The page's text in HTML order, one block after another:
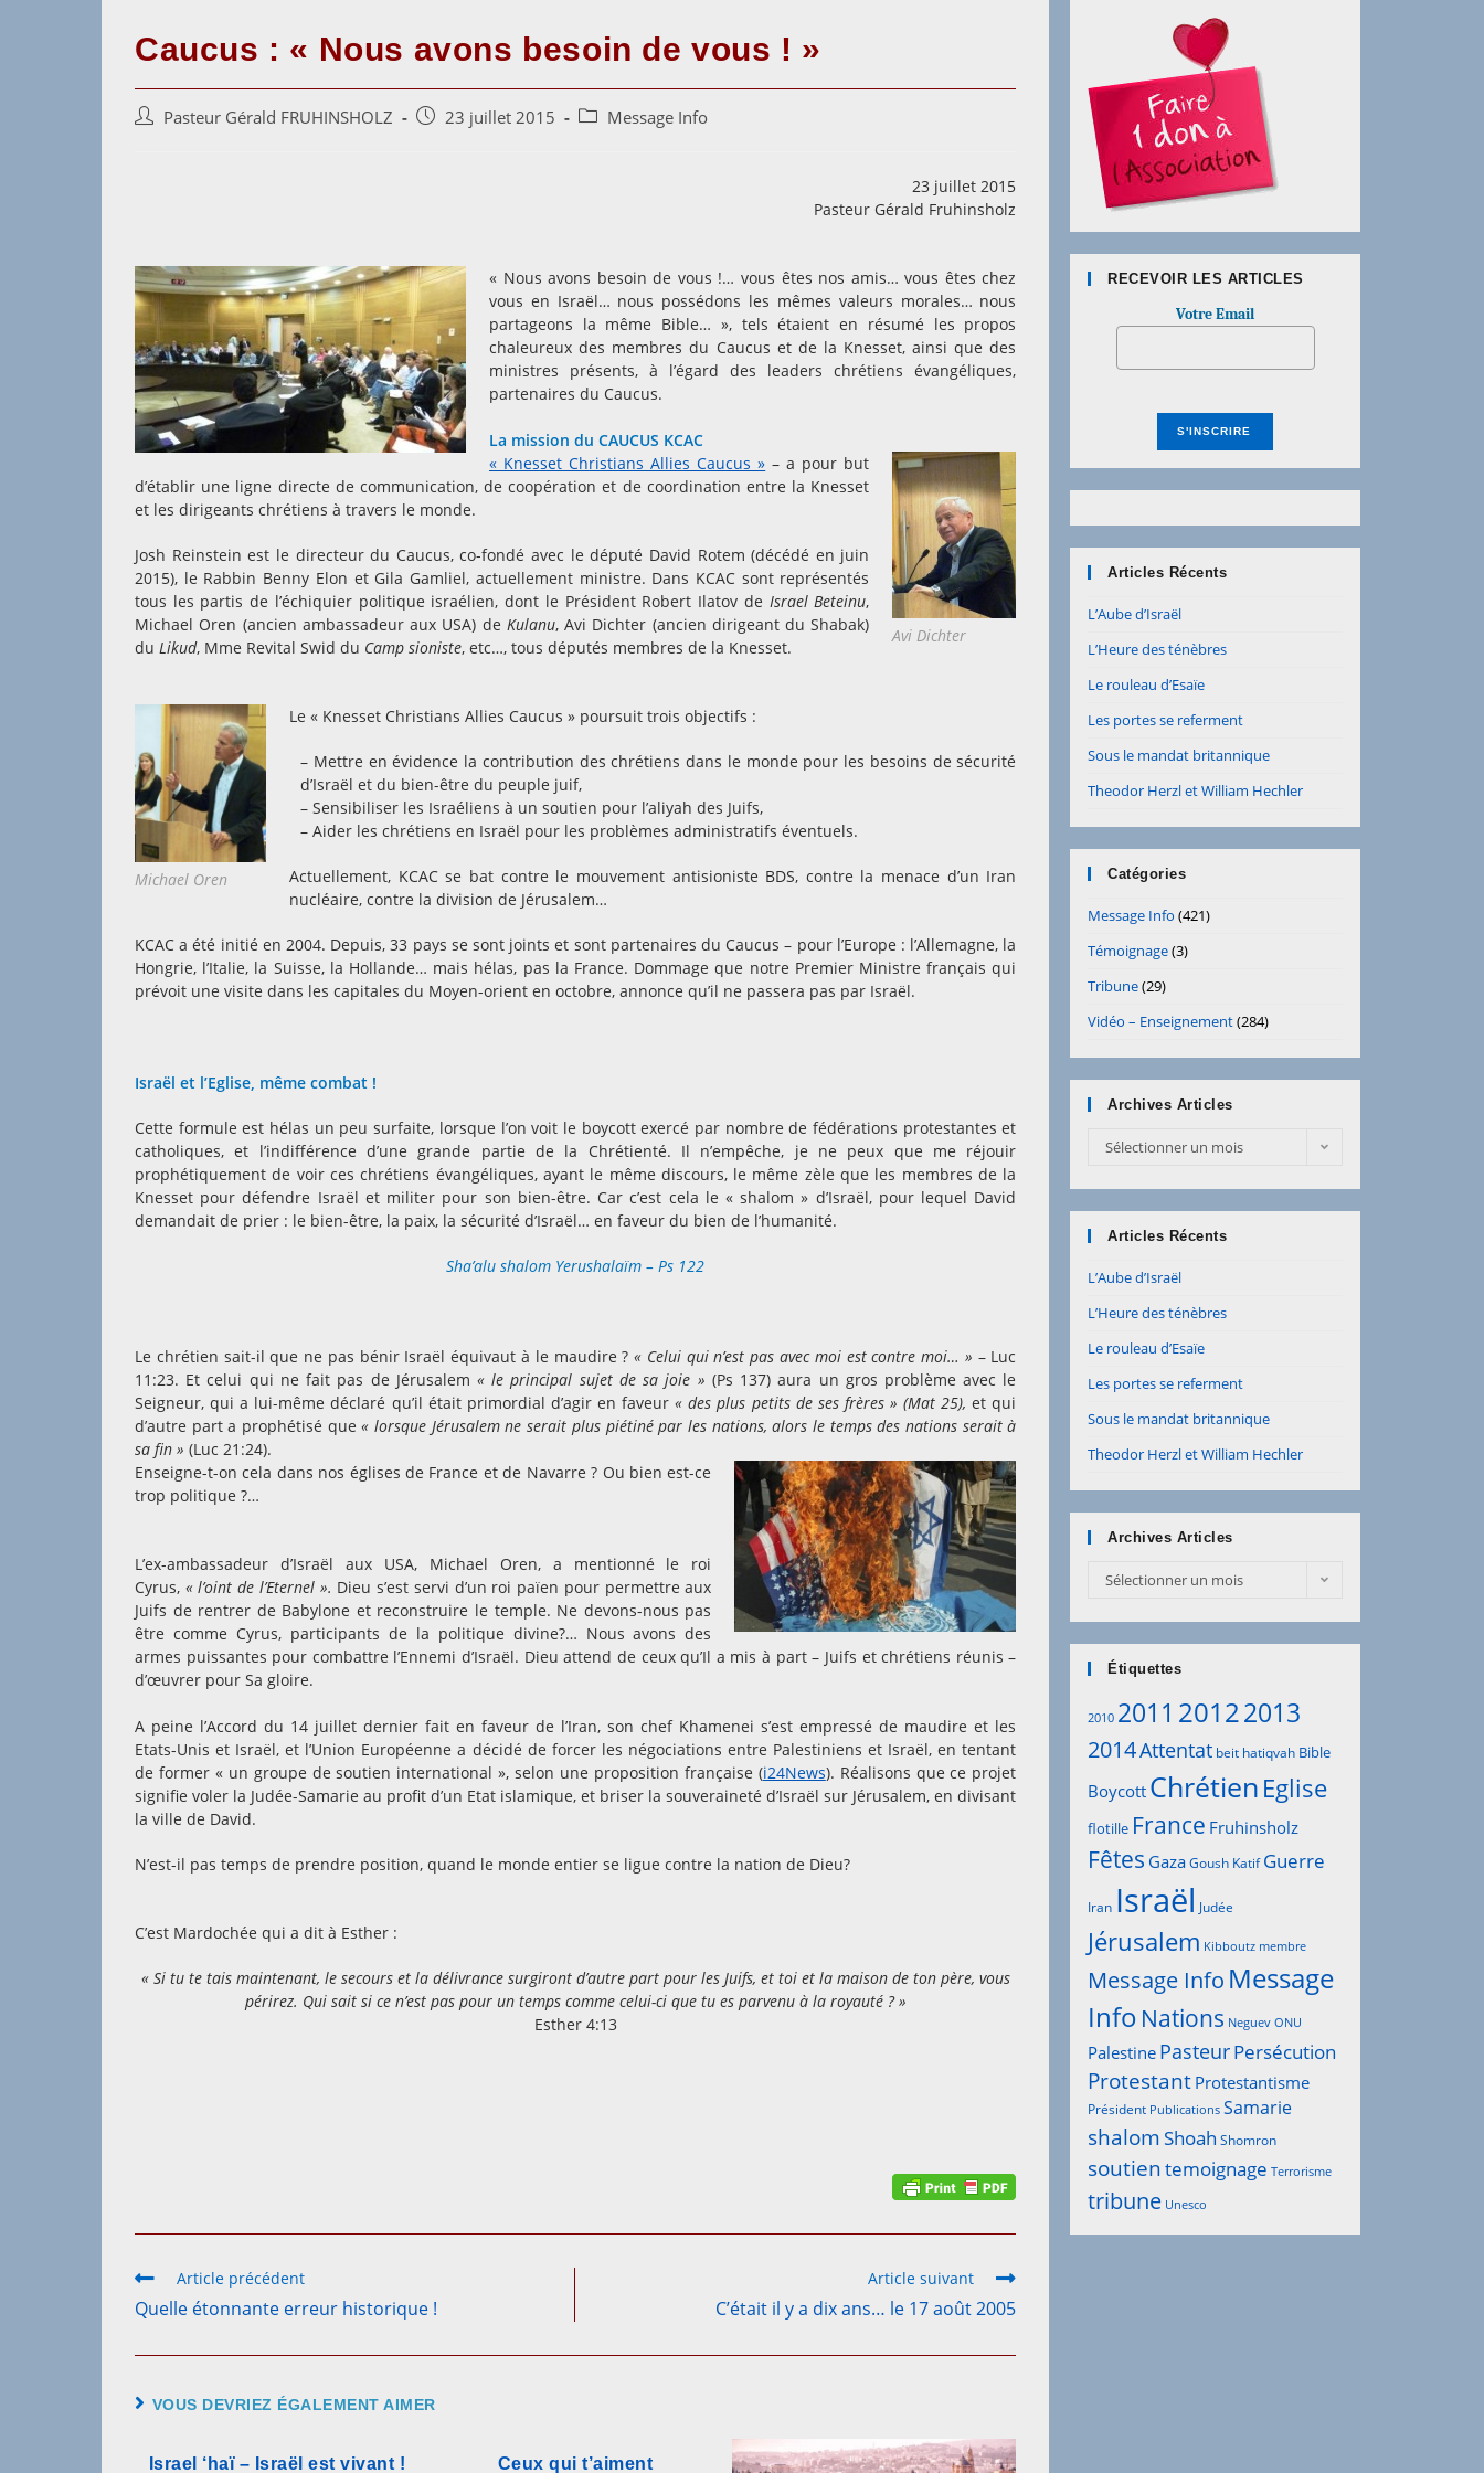
Caucus : « Nous avons besoin de vous ! »
Auteur/autrice
Pasteur Gérald FRUHINSHOLZ
Post 23 juillet 2015
Post Message Info
23 juillet 2015
Pasteur Gérald Fruhinsholz
« Nous avons besoin de vous !… vous êtes nos amis… vous êtes chez
vous en Israël… nous possédons les mêmes valeurs morales… nous
partageons la même Bible… », tels étaient en résumé les propos
chaleureux des membres du Caucus et de la Knesset, ainsi que des
ministres présents, à l’égard des leaders chrétiens évangéliques,
partenaires du Caucus.
La mission du CAUCUS KCAC
Avi Dichter
« Knesset Christians Allies Caucus » – a pour but
d’établir une ligne directe de communication, de coopération et de coordination entre la Knesset
et les dirigeants chrétiens à travers le monde.
Josh Reinstein est le directeur du Caucus, co-fondé avec le député David Rotem (décédé en juin
2015), le Rabbin Benny Elon et Gila Gamliel, actuellement ministre. Dans KCAC sont représentés
tous les partis de l’échiquier politique israélien, dont le Président Robert Ilatov de Israel Beteinu,
Michael Oren (ancien ambassadeur aux USA) de Kulanu, Avi Dichter (ancien dirigeant du Shabak)
du Likud, Mme Revital Swid du Camp sioniste, etc…, tous députés membres de la Knesset.
Michael Oren
Le « Knesset Christians Allies Caucus » poursuit trois objectifs :
– Mettre en évidence la contribution des chrétiens dans le monde pour les besoins de sécurité
d’Israël et du bien-être du peuple juif,
– Sensibiliser les Israéliens à un soutien pour l’aliyah des Juifs,
– Aider les chrétiens en Israël pour les problèmes administratifs éventuels.
Actuellement, KCAC se bat contre le mouvement antisioniste BDS, contre la menace d’un Iran
nucléaire, contre la division de Jérusalem…
KCAC a été initié en 2004. Depuis, 33 pays se sont joints et sont partenaires du Caucus – pour l’Europe : l’Allemagne, la
Hongrie, l’Italie, la Suisse, la Hollande… mais hélas, pas la France. Dommage que notre Premier Ministre français qui
prévoit une visite dans les capitales du Moyen-orient en octobre, annonce qu’il ne passera pas par Israël.
Israël et l’Eglise, même combat !
Cette formule est hélas un peu surfaite, lorsque l’on voit le boycott exercé par nombre de fédérations protestantes et
catholiques, et l’indifférence d’une grande partie de la Chrétienté. Il n’empêche, je ne peux que me réjouir
prophétiquement de voir ces chrétiens évangéliques, ayant le même discours, le même zèle que les membres de la
Knesset pour défendre Israël et militer pour son bien-être. Car c’est cela le « shalom » d’Israël, pour lequel David
demandait de prier : le bien-être, la paix, la sécurité d’Israël… en faveur du bien de l’humanité.
Sha’alu shalom Yerushalaïm – Ps 122
Le chrétien sait-il que ne pas bénir Israël équivaut à le maudire ?« Celui qui n’est pas avec moi est contre moi… » – Luc
11:23. Et celui qui ne fait pas de Jérusalem« le principal sujet de sa joie » (Ps 137) aura un gros problème avec le
Seigneur, qui a lui-même déclaré qu’il était primordial d’agir en faveur« des plus petits de ses frères » (Mat 25),et qui
d’autre part a prophétisé que« lorsque Jérusalem ne serait plus piétiné par les nations, alors le temps des nations serait à
sa fin » (Luc 21:24).
Enseigne-t-on cela dans nos églises de France et de Navarre ? Ou bien est-ce
trop politique ?…
L’ex-ambassadeur d’Israël aux USA, Michael Oren, a mentionné le roi
Cyrus, « l’oint de l’Eternel ». Dieu s’est servi d’un roi païen pour permettre aux
Juifs de rentrer de Babylone et reconstruire le temple. Ne devons-nous pas
être comme Cyrus, participants de la politique divine?… Nous avons des
armes puissantes pour combattre l’Ennemi d’Israël. Dieu attend de ceux qu’Il a mis à part – Juifs et chrétiens réunis –
d’œuvrer pour Sa gloire.
A peine l’Accord du 14 juillet dernier fait en faveur de l’Iran, son chef Khamenei s’est empressé de maudire et les
Etats-Unis et Israël, et l’Union Européenne a décidé de forcer les négociations entre Palestiniens et Israël, en tentant
de former « un groupe de soutien international », selon une proposition française (i24News). Réalisons que ce projet
signifie voler la Judée-Samarie au profit d’un Etat islamique, et briser la souveraineté d’Israël sur Jérusalem, en divisant
la ville de David.
N’est-il pas temps de prendre position, quand le monde entier se ligue contre la nation de Dieu?
C’est Mardochée qui a dit à Esther :
« Si tu te tais maintenant, le secours et la délivrance surgiront d’autre part pour les Juifs, et toi et la maison de ton père, vous
périrez. Qui sait si ce n’est pas pour un temps comme celui-ci que tu es parvenu à la royauté ? »
Esther 4:13
Read
more
articles
Article précédent
Quelle étonnante erreur historique !
Article suivant
C’était il y a dix ans… le 17 août 2005
VOUS DEVRIEZ ÉGALEMENT AIMER
Israel ‘haï – Israël est vivant ! Ceux qui t’aiment
RECEVOIR LES ARTICLES
Votre Email
Articles Récents
L’Aube d’Israël
L’Heure des ténèbres
Le rouleau d’Esaïe
Les portes se referment
Sous le mandat britannique
Theodor Herzl et William Hechler
Catégories
Message Info (421)
Témoignage(3)
Tribune(29)
Vidéo – Enseignement(284)
Archives Articles
Archives
Sélectionner un mois
Articles Récents
L’Aube d’Israël
L’Heure des ténèbres
Le rouleau d’Esaïe
Les portes se referment
Sous le mandat britannique
Theodor Herzl et William Hechler
Archives Articles
Archives
Sélectionner un mois
Étiquettes
2010 2011 20122013
2014Attentat beit hatiqvah Bible
Boycott Chrétien Eglise
flotille France Fruhinsholz
Fêtes GazaGoush Katif Guerre
Iran Israël Judée
Jérusalem Kibboutz membre
Message Info Message
Info Nations Neguev ONU
Palestine PasteurPersécution
Protestant Protestantisme
Président Publications Samarie
shalomShoah Shomron
soutientemoignage Terrorisme
tribune Unesco